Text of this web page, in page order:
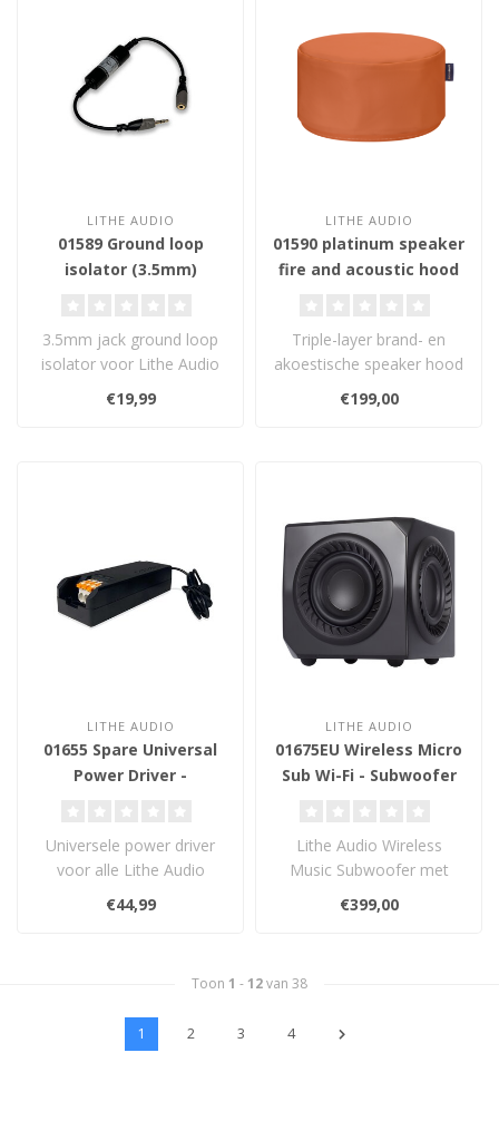
LITHE AUDIO
01589 Ground loop
isolator (3.5mm)
3.5mm jack ground loop
isolator voor Lithe Audio
Bluetooth
plafondluidsprekers. ..
€19,99
LITHE AUDIO
01590 platinum speaker
fire and acoustic hood
Triple-layer brand- en
akoestische speaker hood
voor 6,5" en 8"
plafondluidsprek..
€199,00
LITHE AUDIO
01655 Spare Universal
Power Driver -
Universele power driver
voor alle Lithe Audio
plafondluidsprekers.
€44,99
LITHE AUDIO
01675EU Wireless Micro
Sub Wi-Fi - Subwoofer
Lithe Audio Wireless
Music Subwoofer met
Compact formaa..
€399,00
Toon 1 - 12van 38
1 2 3 4